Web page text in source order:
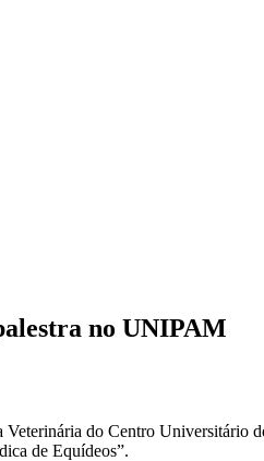
no UNIPAM
do Centro Universitário
de Equídeos”.